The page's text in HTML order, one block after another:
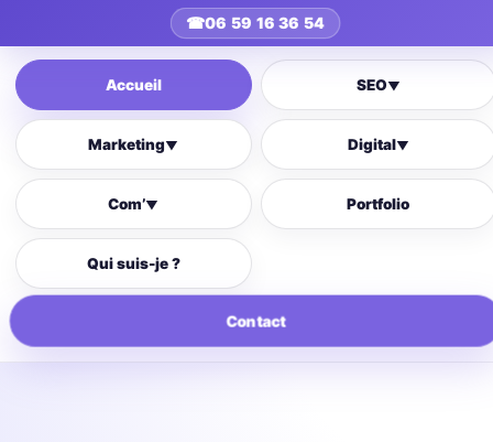
☎06 59 16 36 54
Accueil SEO▼
Marketing▼ Digital▼
Com’▼ Portfolio
Qui suis-je ?
Contact